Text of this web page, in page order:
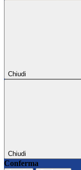
Chiudi
Chiudi
Conferma